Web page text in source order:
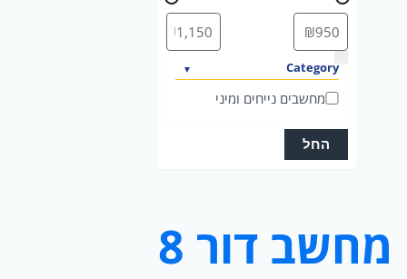
מחשב דור 8
Category
ק
ט מחשבים נייחים ומיני
החל